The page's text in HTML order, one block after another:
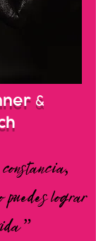
&
puedes lograr
”